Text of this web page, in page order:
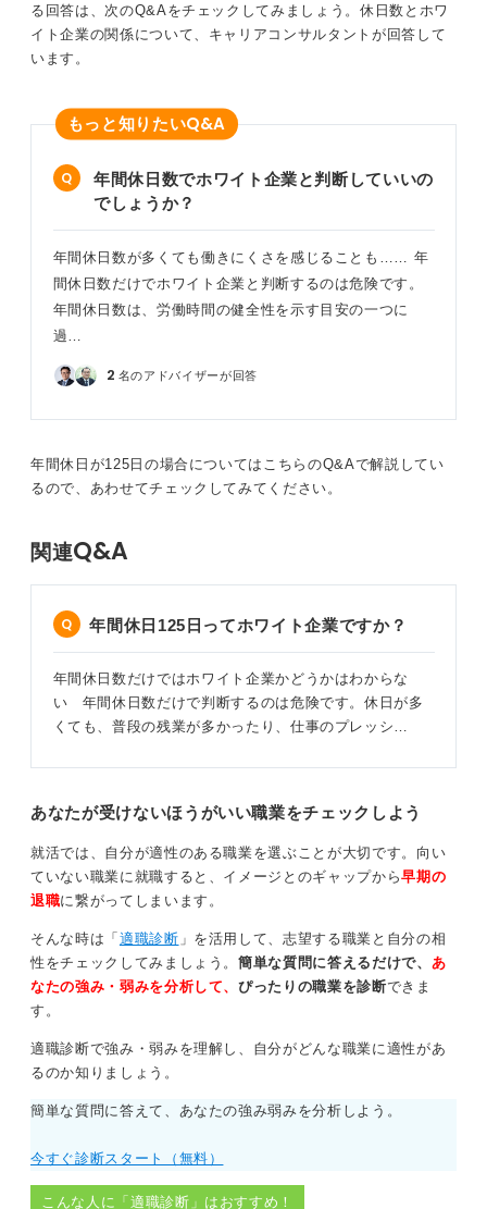
る回答は、次のQ&Aをチェックしてみましょう。休日数とホワ
イト企業の関係について、キャリアコンサルタントが回答して
います。
もっと知りたいQ&A
年間休日数でホワイト企業と判断していいの
でしょうか？
年間休日数が多くても働きにくさを感じることも…… 年
間休日数だけでホワイト企業と判断するのは危険です。
年間休日数は、労働時間の健全性を示す目安の一つに
過…
2 名のアドバイザーが回答
年間休日が125日の場合についてはこちらのQ&Aで解説してい
るので、あわせてチェックしてみてください。
関連Q&A
年間休日125日ってホワイト企業ですか？
年間休日数だけではホワイト企業かどうかはわからな
い 年間休日数だけで判断するのは危険です。休日が多
くても、普段の残業が多かったり、仕事のプレッシ…
あなたが受けないほうがいい職業をチェックしよう
就活では、自分が適性のある職業を選ぶことが大切です。向い
ていない職業に就職すると、イメージとのギャップから早期の
退職に繋がってしまいます。
そんな時は「 適職診断 」を活用して、志望する職業と自分の相
性をチェックしてみましょう。簡単な質問に答えるだけで、 あ
なたの強み・弱みを分析して、ぴったりの職業を診断できま
す。
適職診断で強み・弱みを理解し、自分がどんな職業に適性があ
るのか知りましょう。
簡単な質問に答えて、あなたの強み弱みを分析しよう。
今すぐ診断スタート（無料）
こんな人に「適職診断」はおすすめ！